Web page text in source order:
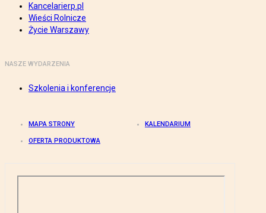
Kancelarierp.pl
Wieści Rolnicze
Życie Warszawy
NASZE WYDARZENIA
Szkolenia i konferencje
MAPA STRONY KALENDARIUM
OFERTA PRODUKTOWA